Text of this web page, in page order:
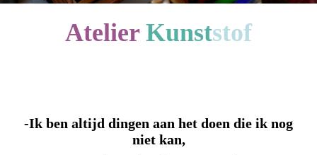
Atelier Kunststof
-Ik ben altijd dingen aan het doen die ik nog
niet kan,